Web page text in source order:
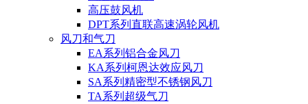
高压鼓风机
DPT系列直联高速涡轮风机
风刀和气刀
EA系列铝合金风刀
KA系列柯恩达效应风刀
SA系列精密型不锈钢风刀
TA系列超级气刀